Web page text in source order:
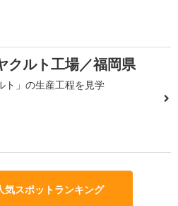
クルト工場／福岡県
ト」の生産工程を見学
気スポットランキング